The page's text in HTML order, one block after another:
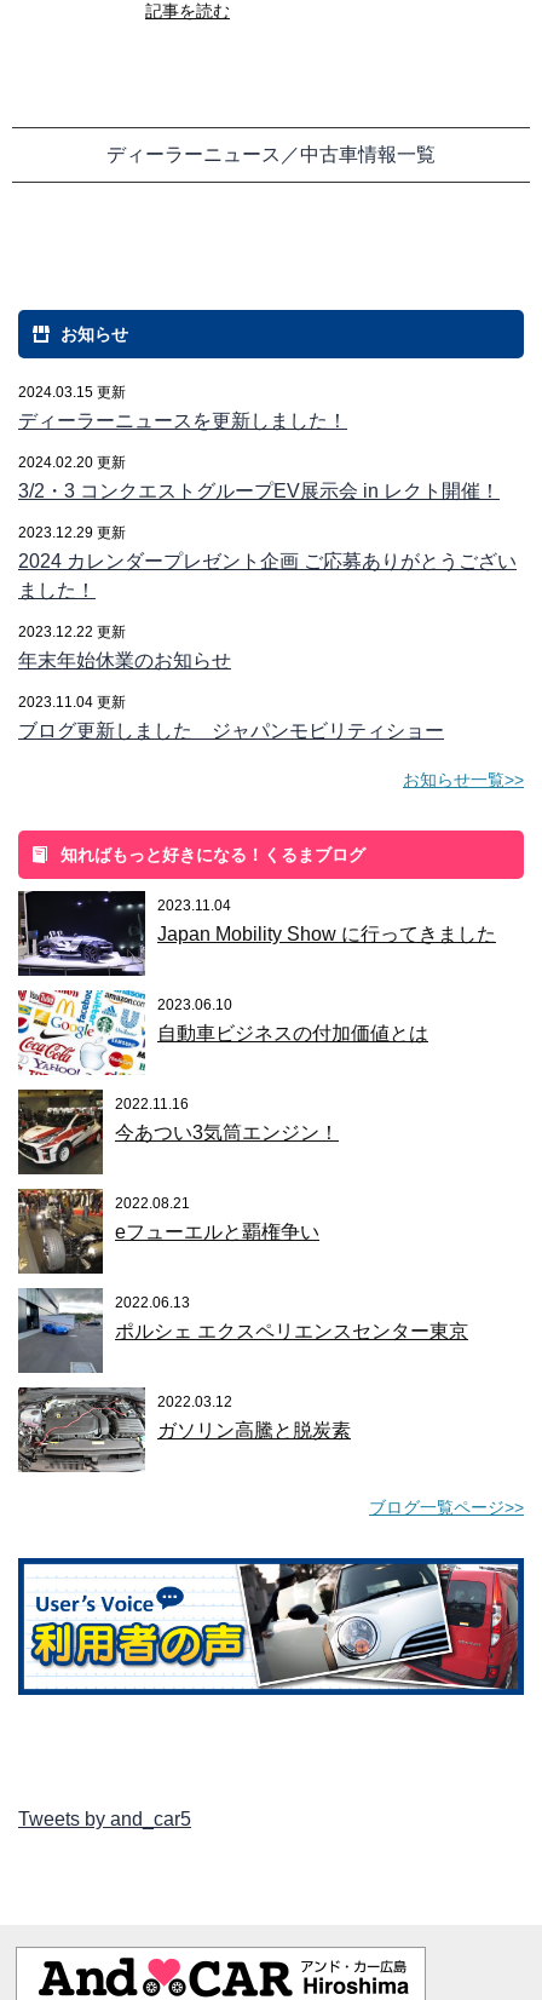
記事を読む
ディーラーニュース／中古車情報一覧
お知らせ
2024.03.15 更新
ディーラーニュースを更新しました！
2024.02.20 更新
3/2・3 コンクエストグループEV展示会 in レクト開催！
2023.12.29 更新
2024 カレンダープレゼント企画 ご応募ありがとうござい
ました！
2023.12.22 更新
年末年始休業のお知らせ
2023.11.04 更新
ブログ更新しました ジャパンモビリティショー
お知らせ一覧>>
知ればもっと好きになる！くるまブログ
2023.11.04
Japan Mobility Show に行ってきました
2023.06.10
自動車ビジネスの付加価値とは
2022.11.16
今あつい3気筒エンジン！
2022.08.21
eフューエルと覇権争い
2022.06.13
ポルシェ エクスペリエンスセンター東京
2022.03.12
ガソリン高騰と脱炭素
ブログ一覧ページ>>
Tweets by and_car5